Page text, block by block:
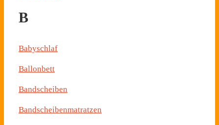
B
Babyschlaf
Ballonbett
Bandscheiben
Bandscheibenmatratzen